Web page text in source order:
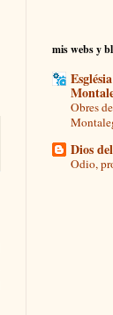
mis webs y
Obres
Dios
Odio,